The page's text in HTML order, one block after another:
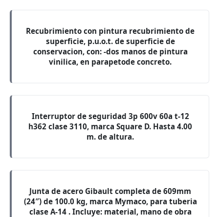
Recubrimiento con pintura recubrimiento de
superficie, p.u.o.t. de superficie de
conservacion, con: -dos manos de pintura
vinilica, en parapetode concreto.
Interruptor de seguridad 3p 600v 60a t-12
h362 clase 3110, marca Square D. Hasta 4.00
m. de altura.
Junta de acero Gibault completa de 609mm
(24″) de 100.0 kg, marca Mymaco, para tuberia
clase A-14 . Incluye: material, mano de obra